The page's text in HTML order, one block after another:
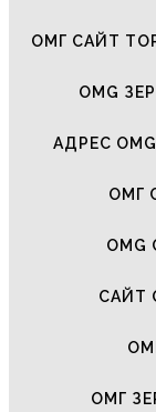
ОМГ САЙТ
OMG
АДРЕС OMG
ОМГ
САЙТ
ОМГ